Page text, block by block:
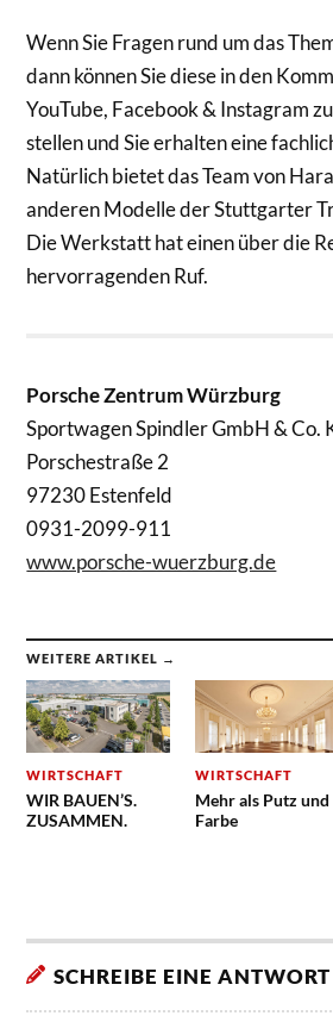
Wenn Sie Fragen rund um das
dann können Sie diese in den
YouTube, Facebook & Instagram
stellen und Sie erhalten eine
Natürlich bietet das Team von
anderen Modelle der Stuttgarter
Die Werkstatt hat einen über die
hervorragenden Ruf.
Porsche Zentrum Würzburg
Sportwagen Spindler GmbH & Co.
Porschestraße 2
97230 Estenfeld
0931-2099-911
www.porsche-wuerzburg.de
WEITERE ARTIKEL →
WIRTSCHAFT
WIR BAUEN’S.
ZUSAMMEN.
WIRTSCHAFT
Mehr als Putz und
Farbe
SCHREIBE EINE ANTWORT